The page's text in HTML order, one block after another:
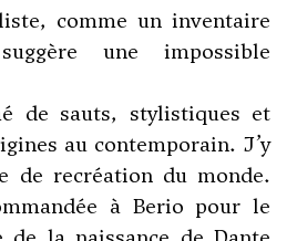
comme un inventaire
une impossible
de sauts, stylistiques et
au contemporain. J’y
de recréation du monde.
à Berio pour le